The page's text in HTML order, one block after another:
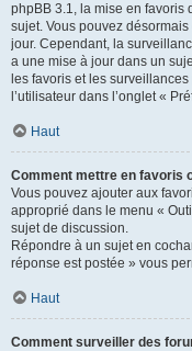
phpBB 3.1, la mise en favoris
sujet. Vous pouvez
jour. Cependant, la
a une mise à jour dans un
les favoris et les
l’utilisateur dans l’onglet «
Haut
Comment mettre en favoris
Vous pouvez ajouter aux
approprié dans le menu «
sujet de discussion.
Répondre à un sujet en
réponse est postée » vous
Haut
Comment surveiller des